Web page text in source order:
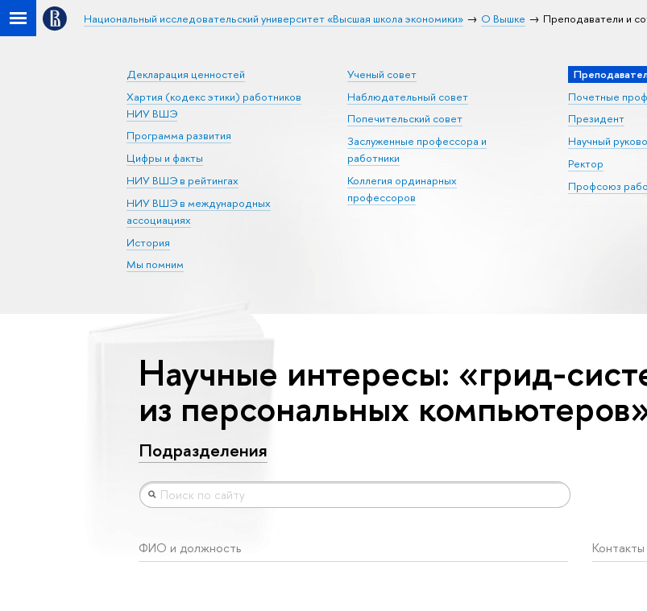
Национальный исследовательский университет «Высшая школа экономики» О Вышке Преподаватели и
Декларация ценностей
Хартия (кодекс этики) работников
НИУ ВШЭ
Программа развития
Цифры и факты
НИУ ВШЭ в рейтингах
НИУ ВШЭ в международных
ассоциациях
История
Мы помним
Ученый совет
Наблюдательный совет
Попечительский совет
Заслуженные профессора и
работники
Коллегия ординарных
профессоров
Почетные
Президент
Научный
Ректор
Профсоюз
Научные интересы: «грид-
из персональных
Подразделения
ФИО и должность Контакты